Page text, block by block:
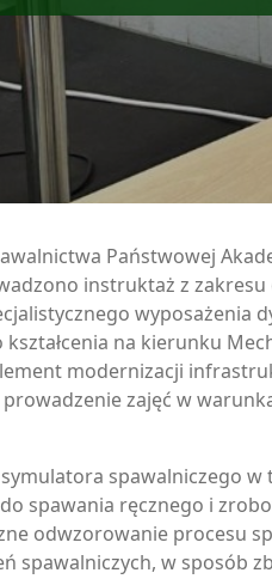
Państwowej
instruktaż z zakresu
wyposażenia
na kierunku
modernizacji
zajęć w
spawalniczego
spawania ręcznego i
odwzorowanie procesu
spawalniczych, w sposób